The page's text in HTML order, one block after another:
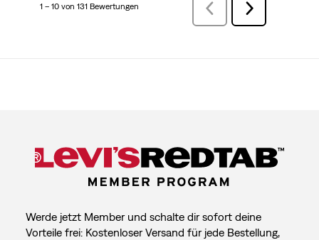
1 – 10 von 131 Bewertungen VorherigeBewertungen
Weiter
Bewertungen
Werde jetzt Member und schalte dir sofort deine
Vorteile frei: Kostenloser Versand für jede Bestellung,